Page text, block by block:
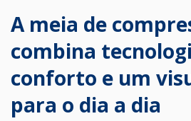
A meia de
combina
conforto e um
para o dia a dia